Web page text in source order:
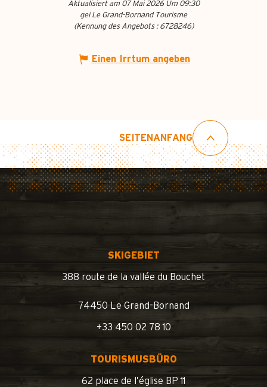
Aktualisiert am 07 Mai 2026 Um 09:30
gei Le Grand-Bornand Tourisme
(Kennung des Angebots : 6728246)
Einen Irrtum angeben
SEITENANFANG
SKIGEBIET
388 route de la vallée du Bouchet
74450 Le Grand-Bornand
+33 450 02 78 10
TOURISMUSBÜRO
62 place de l’église BP 11